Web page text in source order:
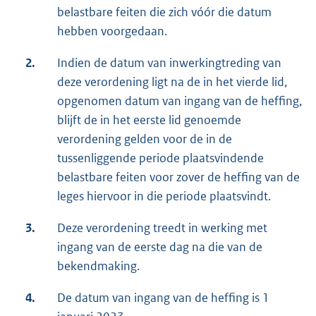
belastbare feiten die zich vóór die datum
hebben voorgedaan.
2.
Indien de datum van inwerkingtreding van
deze verordening ligt na de in het vierde lid,
opgenomen datum van ingang van de heffing,
blijft de in het eerste lid genoemde
verordening gelden voor de in de
tussenliggende periode plaatsvindende
belastbare feiten voor zover de heffing van de
leges hiervoor in die periode plaatsvindt.
3.
Deze verordening treedt in werking met
ingang van de eerste dag na die van de
bekendmaking.
4.
De datum van ingang van de heffing is 1